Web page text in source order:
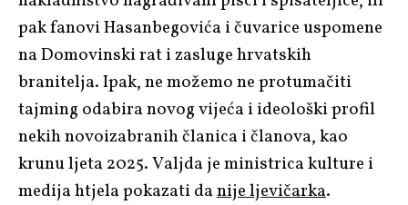
pak fanovi Hasanbegovića i čuvarice uspomene
na Domovinski rat i zasluge hrvatskih
branitelja. Ipak, ne možemo ne protumačiti
tajming odabira novog vijeća i ideološki profil
nekih novoizabranih članica i članova, kao
krunu ljeta 2025. Valjda je ministrica kulture i
medija htjela pokazati danije ljevičarka.